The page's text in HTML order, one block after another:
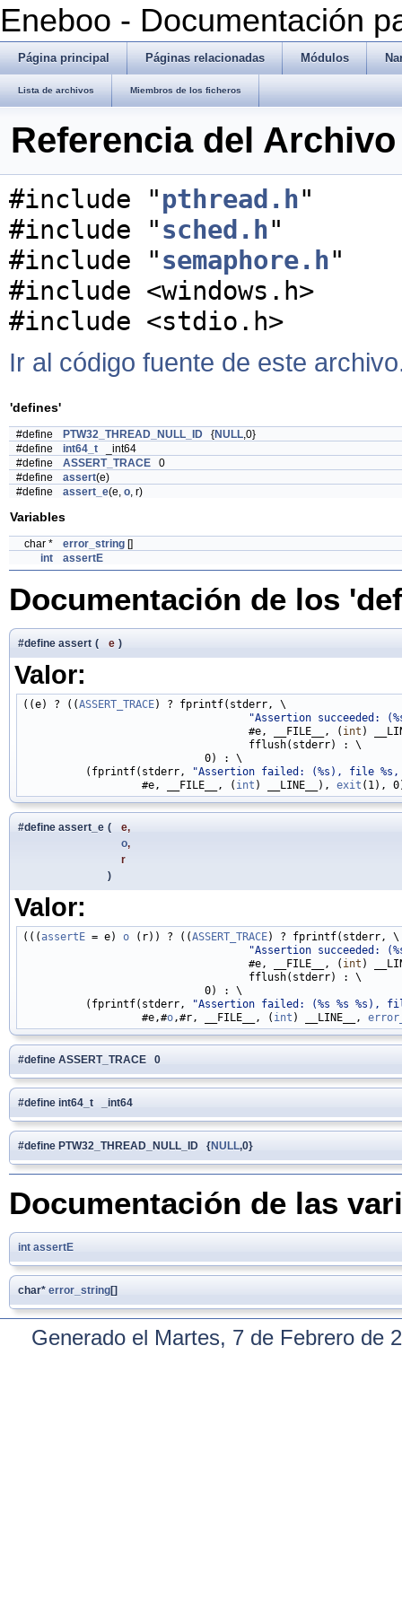
Eneboo - Documentación
Página principal Páginas relacionadas Módulos
Lista de archivos Miembros de los ficheros
Referencia del
#include "pthread.h"
#include "sched.h"
#include "semaphore.h"
#include <windows.h>
#include <stdio.h>
Ir al código fuente de este
'defines'
#define PTW32_THREAD_NULL_ID {NULL,0}
#define
int64_t _int64
#define
ASSERT_TRACE 0
#define
assert(e)
#define
assert_e(e, o, r)
Variables
char * error_string []
int
assertE
Documentación de los
#define assert ( e )
Valor:
((e) ? ((ASSERT_TRACE) ? fprintf(stderr, \
"Assertion succeeded:
                                    #e, __FILE__, (
int )
                                    fflush(stderr) : \
                             0) : \
          (fprintf(stderr,
"Assertion failed: (%s), file %s,
                   #e, __FILE__, (
int ) __LINE__), exit
#define assert_e (
e,
o,
r
)
Valor:
(((assertE = e) o (r)) ? ((ASSERT_TRACE) ? fprintf(stderr, \
"Assertion succeeded:
                                    #e, __FILE__, (
int )
                                    fflush(stderr) : \
                             0) : \
          (fprintf(stderr,
"Assertion failed: (%s %s %s),
                   #e,#
o,#r, __FILE__, ( int ) __LINE__,
#define ASSERT_TRACE 0
#define int64_t _int64
#define PTW32_THREAD_NULL_ID {NULL,0}
Documentación de las
int assertE
char* error_string[]
Generado el Martes, 7 de Febrero de